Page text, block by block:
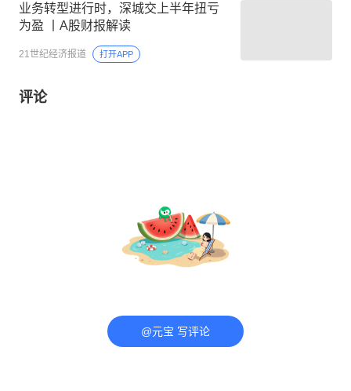
业务转型进行时，深城交上半年扭亏
为盈 丨A股财报解读
21世纪经济报道 打开APP
评论
@元宝 写评论